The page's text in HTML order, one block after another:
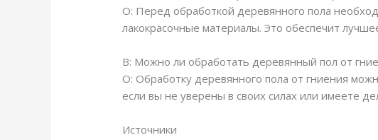
О: Перед обработкой деревянного пола
лакокрасочные материалы. Это обеспечит
В: Можно ли обработать деревянный пол от
О: Обработку деревянного пола от гниения
если вы не уверены в своих силах или имеете
Источники